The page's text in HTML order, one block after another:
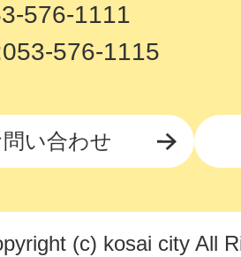
576-1111
576-1115
問い合わせ
(c) kosai city All